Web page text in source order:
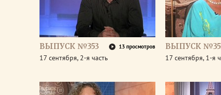
ВЫПУСК №353 13 просмотров
17 сентября, 2-я часть
ВЫПУСК
17 сентября, 1-я